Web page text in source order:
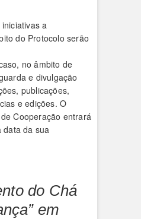
a
do Protocolo serão
no âmbito de
e divulgação
publicações,
e edições. O
Cooperação entrará
data da sua
do Chá
em